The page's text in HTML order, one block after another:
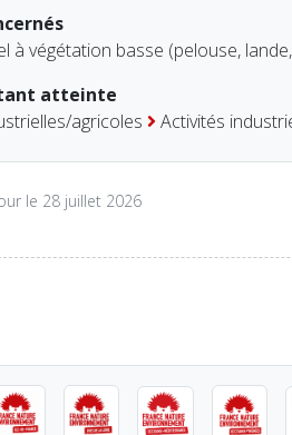
à végétation basse (pelouse,
atteinte
agricoles
Activités
le 28 juillet 2026